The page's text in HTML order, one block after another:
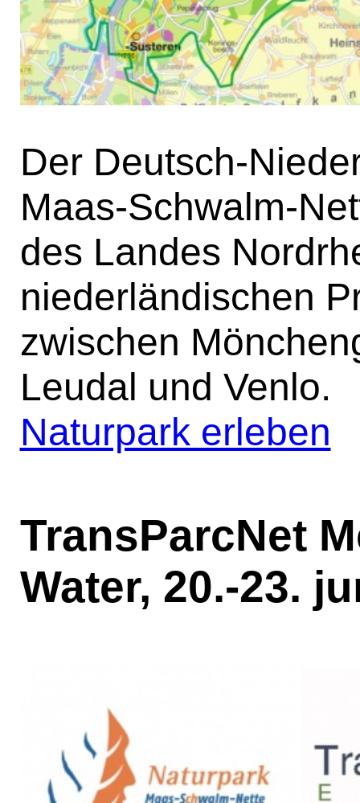
Der Deutsch-
Maas-Schwalm-
des Landes
niederländischen
zwischen
Leudal und Venlo.
Naturpark erleben
TransParcNet
Water, 20.-23.